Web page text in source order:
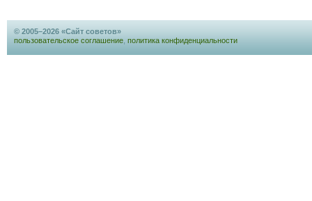
© 2005–2026 «Сайт советов»
пользовательское соглашение политика конфиденциальности